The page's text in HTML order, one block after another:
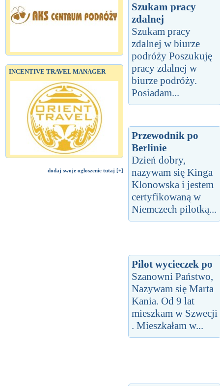
INCENTIVE TRAVEL MANAGER
dodaj swoje ogłoszenie tutaj [+]
Szukam pracy
zdalnej
Szukam pracy
zdalnej w biurze
podróży Poszukuję
pracy zdalnej w
biurze podróży.
Posiadam...
Przewodnik po
Berlinie
Dzień dobry,
nazywam się Kinga
Klonowska i jestem
certyfikowaną w
Niemczech pilotką...
Pilot wycieczek po
Szanowni Państwo,
Nazywam się Marta
Kania. Od 9 lat
mieszkam w Szwecji
. Mieszkałam w...